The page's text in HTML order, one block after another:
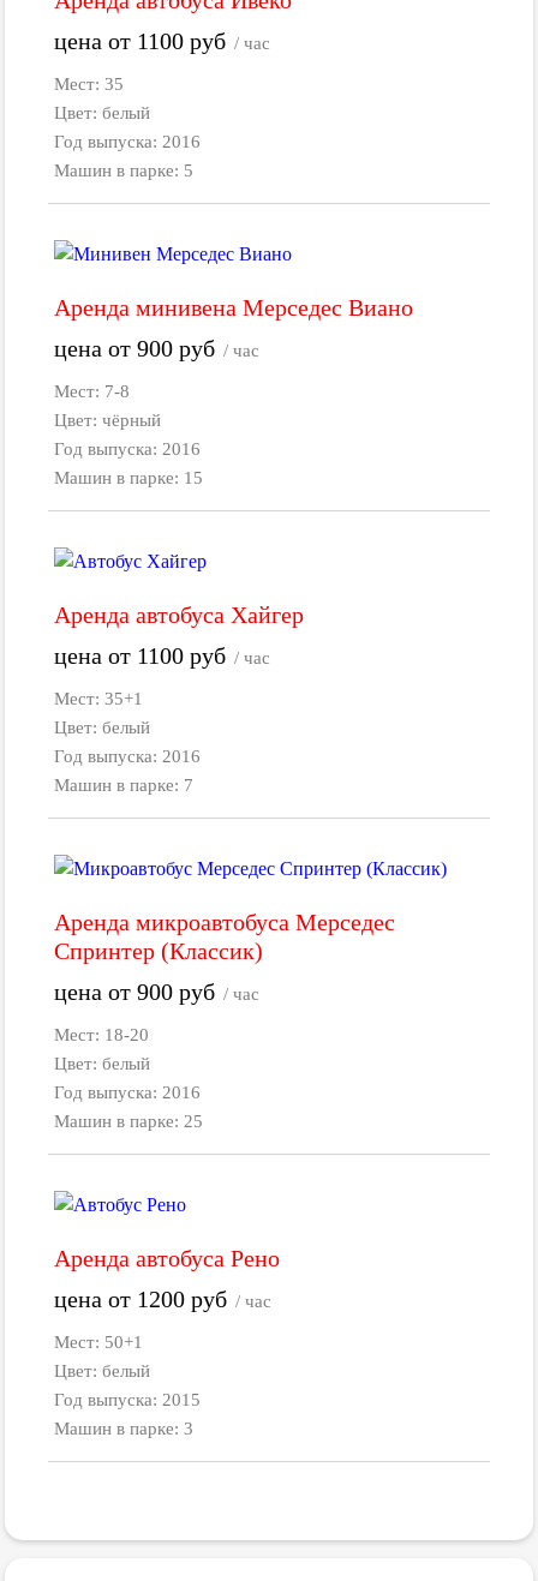
цена от 1100руб / час
Мест: 35
Цвет: белый
Год выпуска: 2016
Машин в парке: 5
Аренда минивена Мерседес Виано
цена от 900руб / час
Мест: 7-8
Цвет: чёрный
Год выпуска: 2016
Машин в парке: 15
Аренда автобуса Хайгер
цена от 1100руб / час
Мест: 35+1
Цвет: белый
Год выпуска: 2016
Машин в парке: 7
Аренда микроавтобуса Мерседес
Спринтер (Классик)
цена от 900руб / час
Мест: 18-20
Цвет: белый
Год выпуска: 2016
Машин в парке: 25
Аренда автобуса Рено
цена от 1200руб / час
Мест: 50+1
Цвет: белый
Год выпуска: 2015
Машин в парке: 3